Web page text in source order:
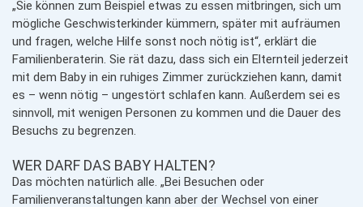
„Sie können zum Beispiel etwas zu essen mitbringen, sich um
mögliche Geschwisterkinder kümmern, später mit aufräumen
und fragen, welche Hilfe sonst noch nötig ist“, erklärt die
Familienberaterin. Sie rät dazu, dass sich ein Elternteil jederzeit
mit dem Baby in ein ruhiges Zimmer zurückziehen kann, damit
es – wenn nötig – ungestört schlafen kann. Außerdem sei es
sinnvoll, mit wenigen Personen zu kommen und die Dauer des
Besuchs zu begrenzen.
WER DARF DAS BABY HALTEN?
Das möchten natürlich alle. „Bei Besuchen oder
Familienveranstaltungen kann aber der Wechsel von einer